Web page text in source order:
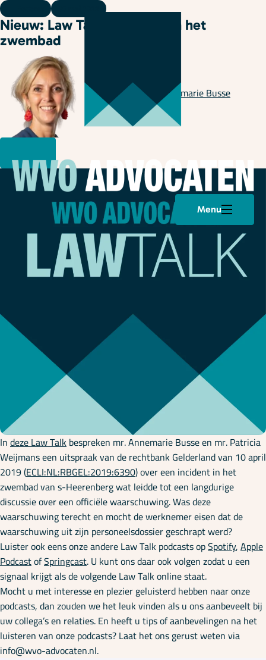
Menu
Onze specialisaties
Cursussen
Podcasts
Over ons
Plan een afspraak
Nieuw: Law Talk 35: Herrie in het
zwembad
Geschreven door Annemarie Busse
Indeze Law Talkbespreken mr. Annemarie Busse en mr. Patricia
Weijmans een uitspraak van de rechtbank Gelderland van 10 april
2019 (ECLI:NL:RBGEL:2019:6390) over een incident in het
zwembad van s-Heerenberg wat leidde tot een langdurige
discussie over een officiële waarschuwing. Was deze
waarschuwing terecht en mocht de werknemer eisen dat de
waarschuwing uit zijn personeelsdossier geschrapt werd?
Luister ook eens onze andere Law Talk podcasts opSpotify,Apple
PodcastofSpringcast. U kunt ons daar ook volgen zodat u een
signaal krijgt als de volgende Law Talk online staat.
Mocht u met interesse en plezier geluisterd hebben naar onze
podcasts, dan zouden we het leuk vinden als u ons aanbeveelt bij
uw collega’s en relaties. En heeft u tips of aanbevelingen na het
luisteren van onze podcasts? Laat het ons gerust weten via
info@wvo-advocaten.nl.